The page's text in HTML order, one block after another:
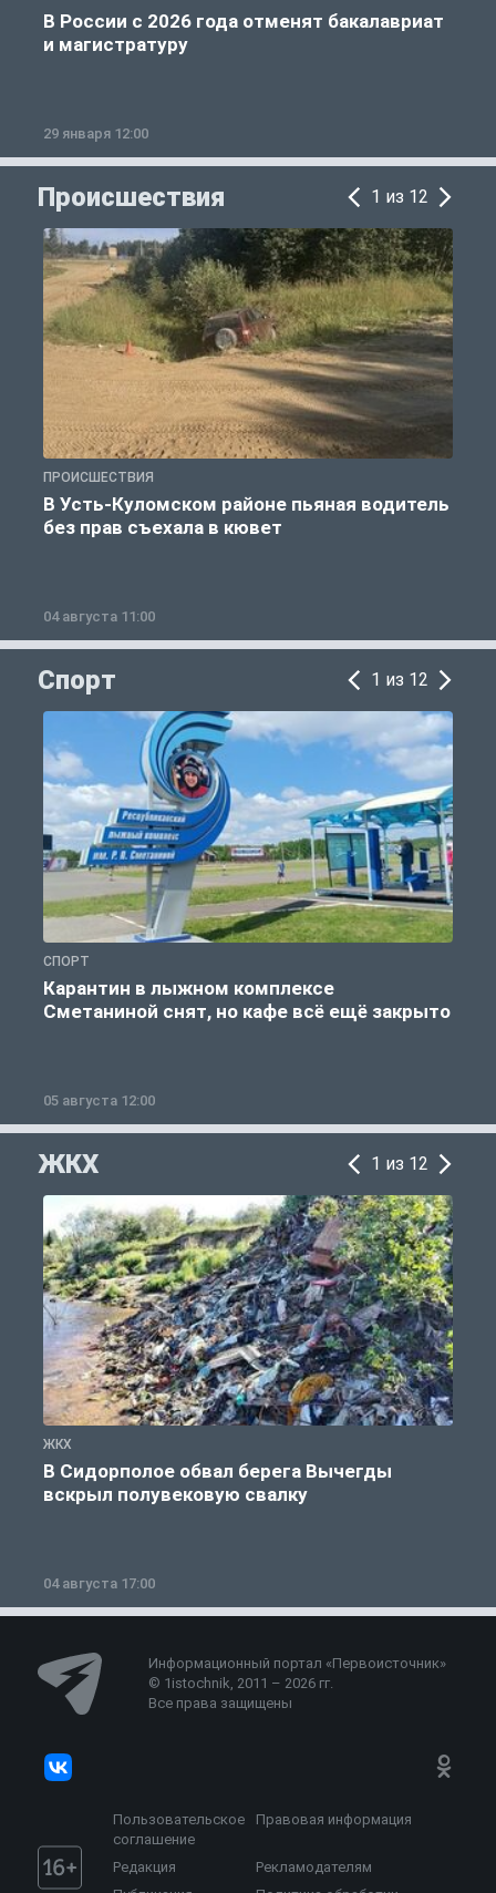
В России с 2026 года отменят бакалавриат
и магистратуру
29 января 12:00
Происшествия 1 из 12
ПРОИСШЕСТВИЯ
В Усть-Куломском районе пьяная водитель
без прав съехала в кювет
04 августа 11:00
Спорт 1 из 12
СПОРТ
Карантин в лыжном комплексе
Сметаниной снят, но кафе всё ещё закрыто
05 августа 12:00
ЖКХ 1 из 12
ЖКХ
В Сидорполое обвал берега Вычегды
вскрыл полувековую свалку
04 августа 17:00
Информационный портал «Первоисточник»
© 1istochnik, 2011 – 2026 гг.
Все права защищены
Пользовательское
соглашение
Правовая информация
Редакция
Рекламодателям